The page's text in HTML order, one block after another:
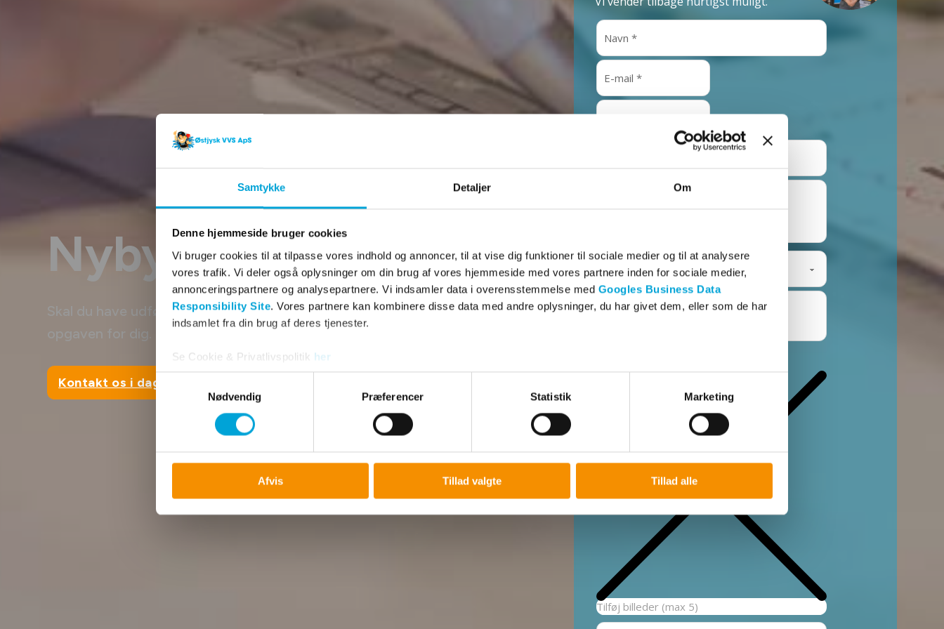
Samtykke Detaljer Om
Denne hjemmeside bruger cookies
Vi bruger cookies til at tilpasse vores indhold og annoncer, til at vise dig funktioner til sociale medier og til at analysere
vores trafik. Vi deler også oplysninger om din brug af vores hjemmeside med vores partnere inden for sociale medier,
annonceringspartnere og analysepartnere. Vi indsamler data i overensstemmelse med Googles Business Data
Responsibility Site. Vores partnere kan kombinere disse data med andre oplysninger, du har givet dem, eller som de har
indsamlet fra din brug af deres tjenester.
Se Cookie & Privatlivspolitik her
Samtykkevalg
Nødvendig
Præferencer Statistik Marketing
Afvis Tillad valgte Tillad alle
Nybyg
Skal du have udført VVS i forbindelse med nybyggeri, kan Østjysk VVS ApS udføre
opgaven for dig.
Kontakt os i dag
Tilføj billeder (max 5)